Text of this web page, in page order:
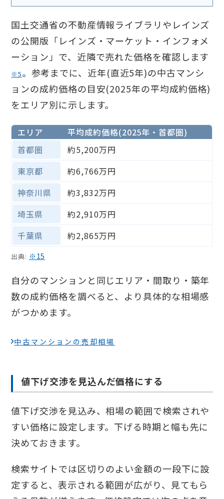
国土交通省の不動産情報ライブラリやレインズ
の公開版「レインズ・マーケット・インフォメ
ーション」で、近隣で売れた価格を確認します
※5。参考までに、近年(直近5年)の中古マンシ
ョンの成約価格の目安(2025年の平均成約価格)
をエリア別に示します。
エリア
平均成約価格(2025年・首都圏)
首都圏
約5,200万円
東京都
約6,766万円
神奈川県
約3,832万円
埼玉県
約2,910万円
千葉県
約2,865万円
出典: ※15
自分のマンションと同じエリア・間取り・築年
数の成約価格を調べると、より具体的な相場感
がつかめます。
中古マンションの売却相場
値下げ交渉を見込んだ価格にする
値下げ交渉を見込み、相場の範囲で検索されや
すい価格に設定します。下げる時期と幅も先に
決めておきます。
検索サイトでは区切りのよい金額の一段下に設
定すると、表示される範囲が広がり、見てもら